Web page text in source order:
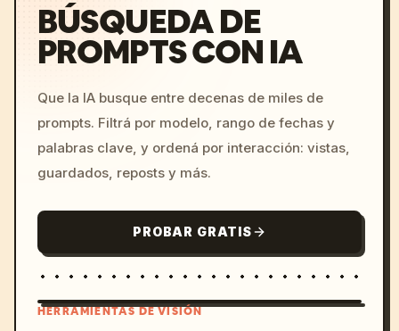
BÚSQUEDA DE
PROMPTS CON IA
Que la IA busque entre decenas de miles de
prompts. Filtrá por modelo, rango de fechas y
palabras clave, y ordená por interacción: vistas,
guardados, reposts y más.
PROBAR GRATIS
HERRAMIENTAS DE VISIÓN